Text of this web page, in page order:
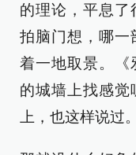
的理论，平息了
拍脑门想，哪一
着一地取景。《
的城墙上找感
上，也这样说过。